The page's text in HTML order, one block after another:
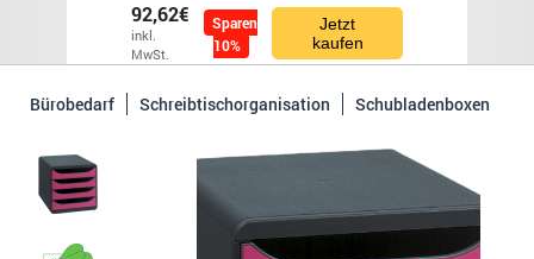
92,62€
inkl.
MwSt.
Sparen
10%
Jetzt
kaufen
Bürobedarf Schreibtischorganisation Schubladenboxen